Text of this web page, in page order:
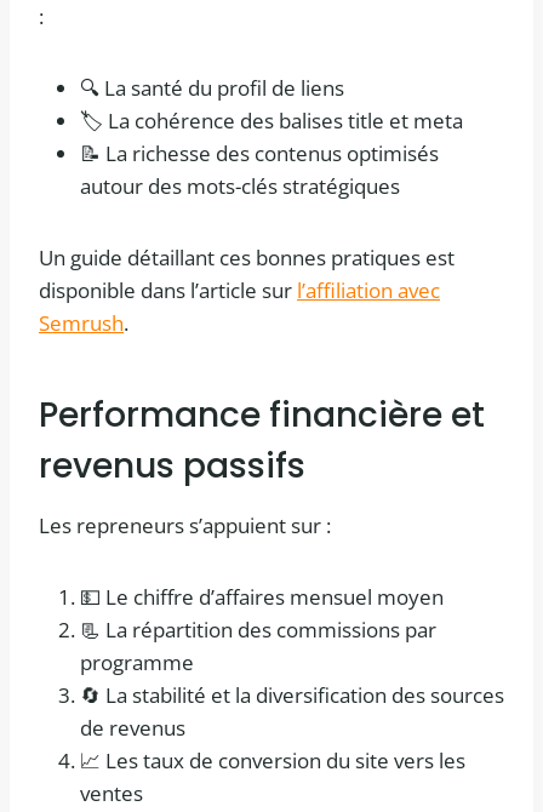
:
🔍 La santé du profil de liens
🏷️ La cohérence des balises title et meta
📝 La richesse des contenus optimisés
autour des mots-clés stratégiques
Un guide détaillant ces bonnes pratiques est
disponible dans l’article sur l’affiliation avec
Semrush.
Performance financière et
revenus passifs
Les repreneurs s’appuient sur :
💵 Le chiffre d’affaires mensuel moyen
📃 La répartition des commissions par
programme
🔄 La stabilité et la diversification des sources
de revenus
📈 Les taux de conversion du site vers les
ventes